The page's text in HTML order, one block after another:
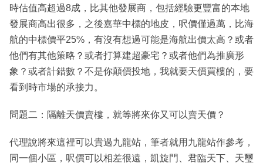
時估值高超過8成，比其他發展商，包括經驗更豐富的本地
發展商高出很多，之後嘉華中標的地皮，呎價僅過萬，比海
航的中標價平25%，有沒有想過可能是海航出價太高？或者
他們有其他策略？或者打算建超豪宅？或者他們為推廣形
象？或者計錯數？不是你顛價投地，我就要天價買樓的，要
看到時市場的承接力。
問題二：隔離天價賣樓，就等將來你又可以賣天價？
代理說將來這裡可以貴過九龍站，筆者就用九龍站作參考，
同一個小區，呎價可以相差很遠，凱旋門、君臨天下、天璽